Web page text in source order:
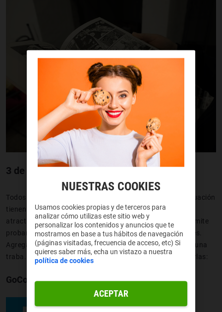
3 de las mejores app para leer comic
Todos los desarrolladores que te presentaremos a continuación
tienen cosas en común que las convierte en un producto
atractivo y es queson totalmente gratuitas
, lo que te permite
probar y conocer cuál de ellas se adapta a tus necesidades.
Agregado a esto su descarga e instalación no ofrece ninguna
traba. Pero sin más preámbulos comencemos a enumerarlas:
GoComics
NUESTRAS COOKIES
Usamos cookies propias y de terceros para
analizar cómo utilizas este sitio web y
personalizar los contenidos y anuncios que te
mostramos en base a tus hábitos de navegación
(páginas visitadas, frecuencia de acceso, etc) Si
quieres saber más, echa un vistazo a nuestra
política de cookies
ACEPTAR